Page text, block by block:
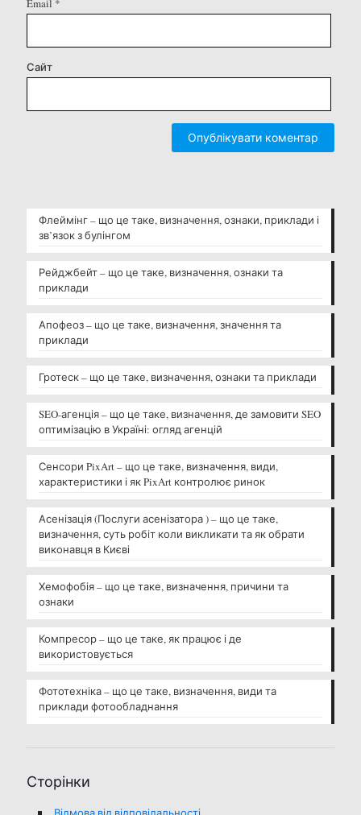
Email *
Сайт
Флеймінг – що це таке, визначення, ознаки, приклади і
зв’язок з булінгом
Рейджбейт – що це таке, визначення, ознаки та
приклади
Апофеоз – що це таке, визначення, значення та
приклади
Гротеск – що це таке, визначення, ознаки та приклади
SEO-агенція – що це таке, визначення, де замовити SEO
оптимізацію в Україні: огляд агенцій
Сенсори PixArt – що це таке, визначення, види,
характеристики і як PixArt контролює ринок
Асенізація (Послуги асенізатора ) – що це таке,
визначення, суть робіт коли викликати та як обрати
виконавця в Києві
Хемофобія – що це таке, визначення, причини та
ознаки
Компресор – що це таке, як працює і де
використовується
Фототехніка – що це таке, визначення, види та
приклади фотообладнання
Сторінки